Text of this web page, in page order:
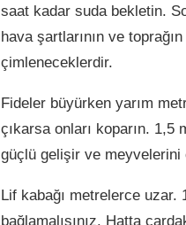
saat kadar suda bekletin.
hava şartlarının ve
çimleneceklerdir.
Fideler büyürken yarım
çıkarsa onları koparın.
güçlü gelişir ve meyvelerini
Lif kabağı metrelerce uzar.
bağlamalısınız. Hatta